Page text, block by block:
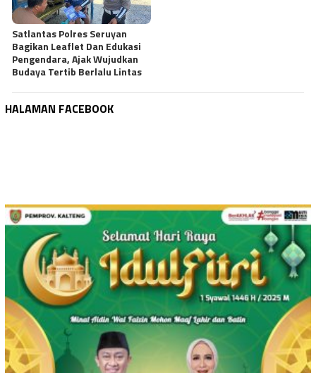
Satlantas Polres Seruyan
Bagikan Leaflet Dan Edukasi
Pengendara, Ajak Wujudkan
Budaya Tertib Berlalu Lintas
HALAMAN FACEBOOK